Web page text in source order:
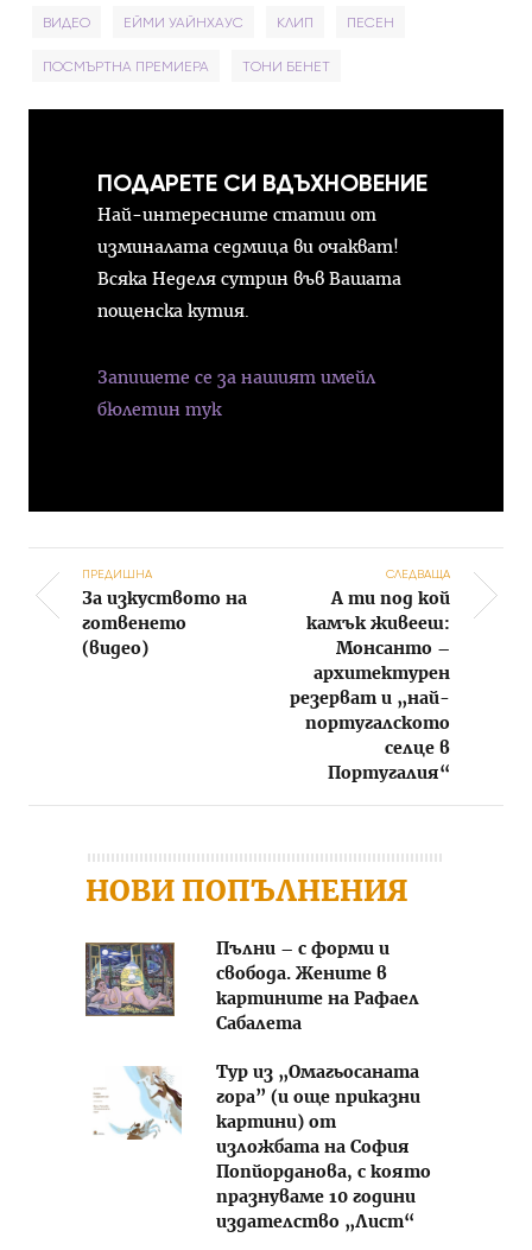
ВИДЕО ЕЙМИ УАЙНХАУС КЛИП ПЕСЕН
ПОСМЪРТНА ПРЕМИЕРА ТОНИ БЕНЕТ
ПОДАРЕТЕ СИ ВДЪХНОВЕНИЕ
Най-интересните статии от
изминалата седмица ви очакват!
Всяка Неделя сутрин във Вашата
пощенска кутия.
Запишете се за нашият имейл
бюлетин тук
Post navigation
ПРЕДИШНА
За изкуството на
готвенето
(видео)
СЛЕДВАЩА
А ти под кой
камък живееш:
Монсанто –
архитектурен
резерват и „най-
португалското
селце в
Португалия“
НОВИ ПОПЪЛНЕНИЯ
Пълни – с форми и
свобода. Жените в
картините на Рафаел
Сабалета
Тур из „Омагьосаната
гора” (и още приказни
картини) от
изложбата на София
Попйорданова, с която
празнуваме 10 години
издателство „Лист“